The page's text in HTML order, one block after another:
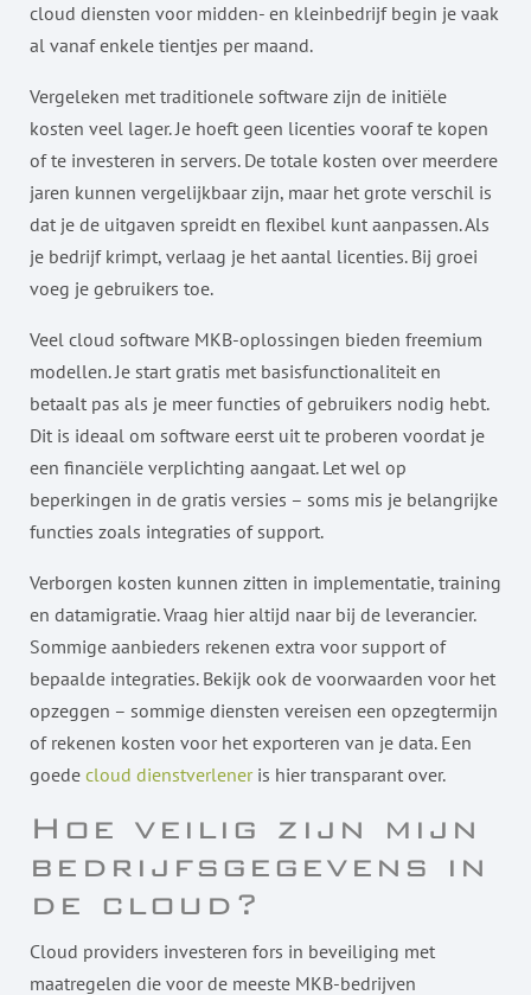
cloud diensten voor midden- en kleinbedrijf begin je vaak
al vanaf enkele tientjes per maand.
Vergeleken met traditionele software zijn de initiële
kosten veel lager. Je hoeft geen licenties vooraf te kopen
of te investeren in servers. De totale kosten over meerdere
jaren kunnen vergelijkbaar zijn, maar het grote verschil is
dat je de uitgaven spreidt en flexibel kunt aanpassen. Als
je bedrijf krimpt, verlaag je het aantal licenties. Bij groei
voeg je gebruikers toe.
Veel cloud software MKB-oplossingen bieden freemium
modellen. Je start gratis met basisfunctionaliteit en
betaalt pas als je meer functies of gebruikers nodig hebt.
Dit is ideaal om software eerst uit te proberen voordat je
een financiële verplichting aangaat. Let wel op
beperkingen in de gratis versies – soms mis je belangrijke
functies zoals integraties of support.
Verborgen kosten kunnen zitten in implementatie, training
en datamigratie. Vraag hier altijd naar bij de leverancier.
Sommige aanbieders rekenen extra voor support of
bepaalde integraties. Bekijk ook de voorwaarden voor het
opzeggen – sommige diensten vereisen een opzegtermijn
of rekenen kosten voor het exporteren van je data. Een
goede cloud dienstverleneris hier transparant over.
Hoe veilig zijn mijn
bedrijfsgegevens in
de cloud?
Cloud providers investeren fors in beveiliging met
maatregelen die voor de meeste MKB-bedrijven